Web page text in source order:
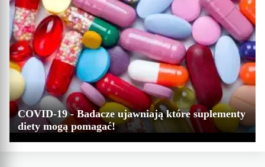
COVID-19 - Badacze ujawniają które suplementy
diety mogą pomagać!